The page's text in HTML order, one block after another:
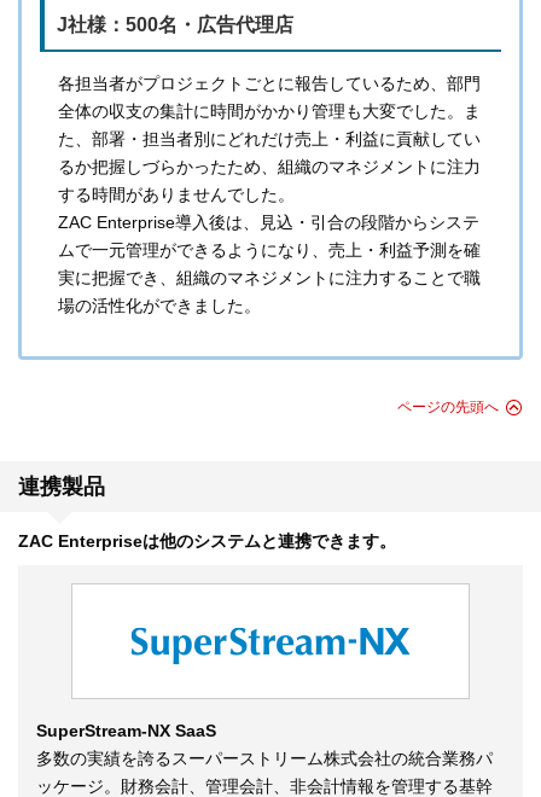
J社様：500名・広告代理店
各担当者がプロジェクトごとに報告しているため、部門
全体の収支の集計に時間がかかり管理も大変でした。ま
た、部署・担当者別にどれだけ売上・利益に貢献してい
るか把握しづらかったため、組織のマネジメントに注力
する時間がありませんでした。
ZAC Enterprise導入後は、見込・引合の段階からシステ
ムで一元管理ができるようになり、売上・利益予測を確
実に把握でき、組織のマネジメントに注力することで職
場の活性化ができました。
ページの先頭へ
連携製品
ZAC Enterpriseは他のシステムと連携できます。
SuperStream-NX SaaS
多数の実績を誇るスーパーストリーム株式会社の統合業務パ
ッケージ。財務会計、管理会計、非会計情報を管理する基幹